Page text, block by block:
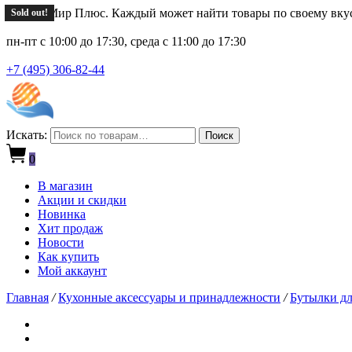
Новый Мир Плюс. Каждый может найти товары по своему
пн-пт с 10:00 до 17:30, среда с 11:00 до 17:30
+7 (495) 306-82-44
Искать: Поиск
0
В магазин
Акции и скидки
Новинка
Хит продаж
Новости
Как купить
Мой аккаунт
Главная / Кухонные аксессуары и принадлежности / Бутылки
Sold out!
Sold out!
Sold out!
Sold out!
Sold out!